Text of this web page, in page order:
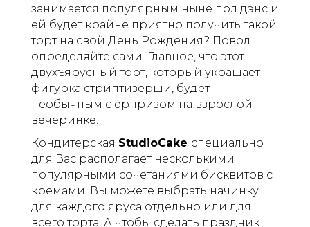
занимается популярным ныне пол дэнс и
ей будет крайне приятно получить такой
торт на свой День Рождения? Повод
определяйте сами. Главное, что этот
двухъярусный торт, который украшает
фигурка стриптизерши, будет
необычным сюрпризом на взрослой
вечеринке.
Кондитерская StudioCake специально
для Вас располагает несколькими
популярными сочетаниями бисквитов с
кремами. Вы можете выбрать начинку
для каждого яруса отдельно или для
всего торта. А чтобы сделать праздник